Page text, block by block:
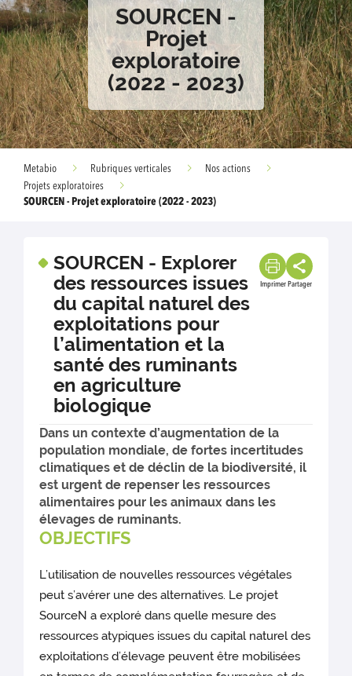
SOURCEN -
Projet
exploratoire
(2022 - 2023)
Metabio Rubriques verticales
Nos actions
Projets exploratoires
SOURCEN - Projet exploratoire (2022 - 2023)
SOURCEN - Explorer
des ressources issues
du capital naturel des
exploitations pour
l’alimentation et la
santé des ruminants
en agriculture
biologique
Imprimer Partager
Dans un contexte d’augmentation de la
population mondiale, de fortes incertitudes
climatiques et de déclin de la biodiversité, il
est urgent de repenser les ressources
alimentaires pour les animaux dans les
élevages de ruminants.
OBJECTIFS
L’utilisation de nouvelles ressources végétales
peut s’avérer une des alternatives. Le projet
SourceN a exploré dans quelle mesure des
ressources atypiques issues du capital naturel des
exploitations d’élevage peuvent être mobilisées